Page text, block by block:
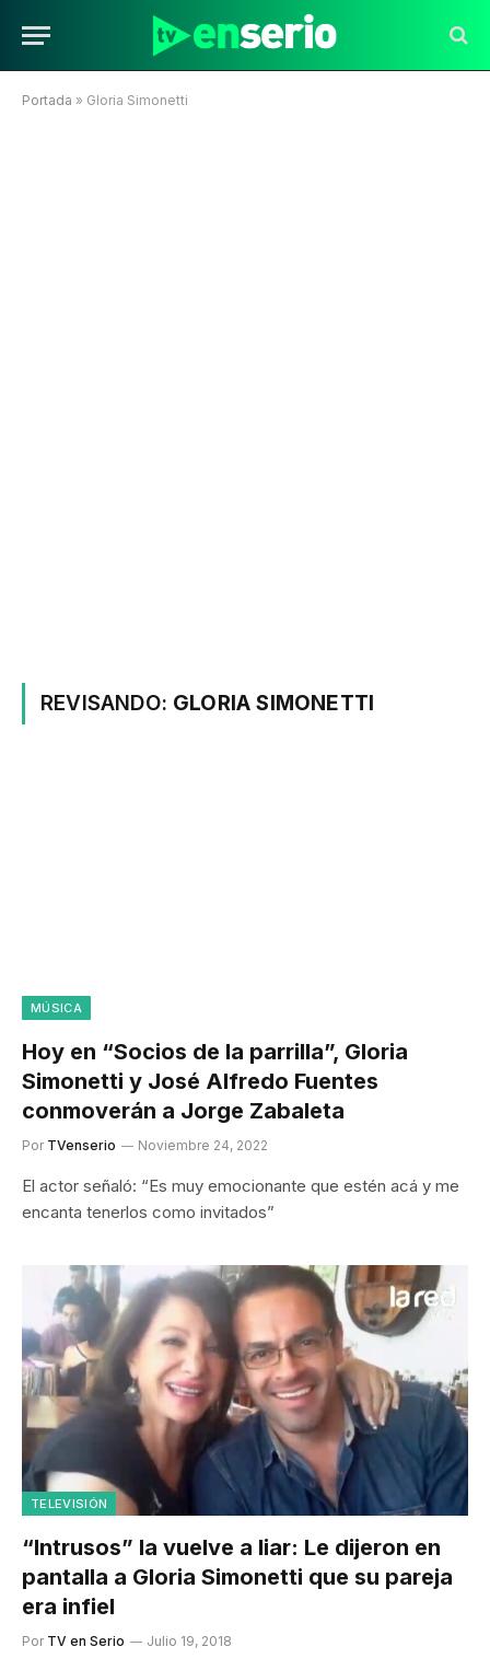
Portada » Gloria Simonetti
REVISANDO: GLORIA SIMONETTI
MÚSICA
Hoy en “Socios de la parrilla”, Gloria
Simonetti y José Alfredo Fuentes
conmoverán a Jorge Zabaleta
Por TVenserio Noviembre 24, 2022
El actor señaló: “Es muy emocionante que estén acá y me
encanta tenerlos como invitados”
TELEVISIÓN
“Intrusos” la vuelve a liar: Le dijeron en
pantalla a Gloria Simonetti que su pareja
era infiel
Por TV en Serio Julio 19, 2018